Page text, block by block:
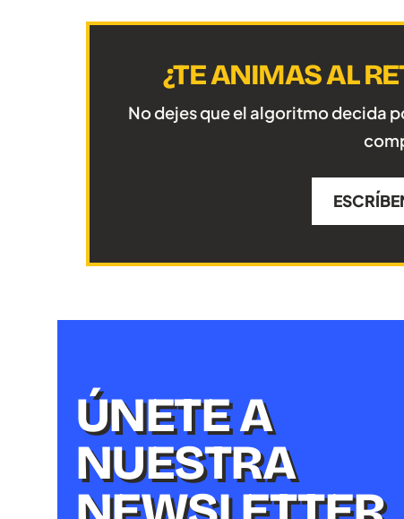
¿TE ANIMAS AL
No dejes que el algoritmo decida
ÚNETE A
NUESTRA